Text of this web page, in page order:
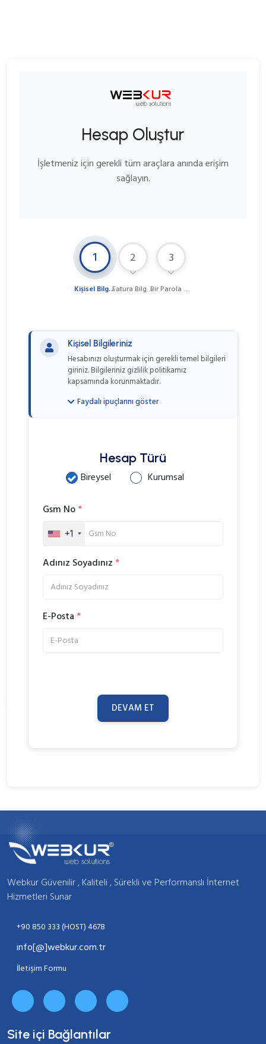
Hesap Oluştur
İşletmeniz için gerekli tüm araçlara anında erişim
sağlayın.
1
Kişisel Bilgiler
2
Fatura Bilgileri
3
Bir Parola Belirleyin
Kişisel Bilgileriniz
Hesabınızı oluşturmak için gerekli temel bilgileri
giriniz. Bilgileriniz gizlilik politikamız
kapsamında korunmaktadır.
Faydalı ipuçlarını göster
adresi giriniz
Telefon:
Başında 0 olmadan giriniz
Hesap Türü
Bireysel
Kurumsal
Gsm No*
+1
Adınız Soyadınız*
E-Posta*
DEVAM ET
Webkur Güvenilir , Kaliteli , Sürekli ve Performanslı İnternet
Hizmetleri Sunar
+90 850 333 (HOST) 4678
info[@]webkur.com.tr
İletişim Formu
Site içi Bağlantılar